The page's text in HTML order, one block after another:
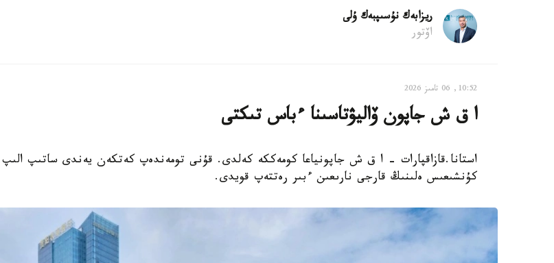
ريزابەك نۇسىپبەك ۇلى
اۆتور
10:52, 06 تامىز 2026
ا ق ش جاپون ۆاليۋتاسىنا ءباس تىكتى
استانا.قازاقپارات - ا ق ش جاپونياعا كومەككە كەلدى. قۇنى تومەندەپ كەتكەن يەندى ساتىپ
كۇنشىعىس ەلىنىڭ قارجى نارىعىن ءبىر رەتتەپ قويدى.